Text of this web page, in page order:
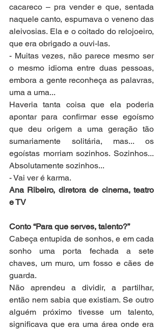
cacareco – pra vender e que, sentada
naquele canto, espumava o veneno das
aleivosias. Ela e o coitado do relojoeiro,
que era obrigado a ouvi-las.
- Muitas vezes, não parece mesmo ser
o mesmo idioma entre duas pessoas,
embora a gente reconheça as palavras,
uma a uma...
Haveria tanta coisa que ela poderia
apontar para confirmar esse egoísmo
que deu origem a uma geração tão
sumariamente solitária, mas... os
egoístas morriam sozinhos. Sozinhos...
Absolutamente sozinhos...
- Vai ver é karma.
Ana Ribeiro, diretora de cinema, teatro
e TV
Conto “Para que serves, talento?”
Cabeça entupida de sonhos, e em cada
sonho uma porta fechada a sete
chaves, um muro, um fosso e cães de
guarda.
Não aprendeu a dividir, a partilhar,
então nem sabia que existiam. Se outro
alguém próximo tivesse um talento,
significava que era uma área onde era